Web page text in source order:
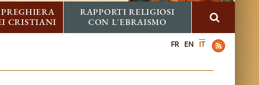
CRISTIANI
RAPPORTI RELIGIOSI
CON L'EBRAISMO
FR EN IT